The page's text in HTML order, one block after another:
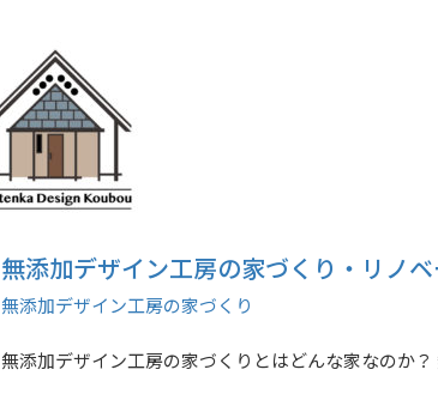
無添加デザイン工房の家づくり・リノ
無添加デザイン工房の家づくり
無添加デザイン工房の家づくりとはどんな家なのか